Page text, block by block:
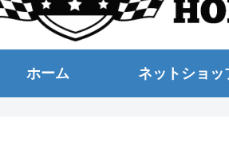
ホーム ネットショッ